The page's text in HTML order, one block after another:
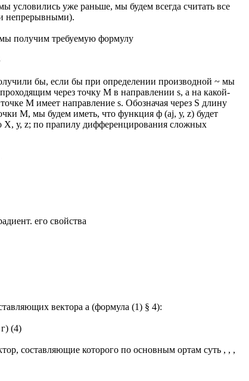
условились уже раньше, мы будем всегда считать все
непрерывными).
получим требуемую формулу
бы, если бы при определении производной ~ мы
через точку M в направлении s, а на какой-
M имеет направление s. Обозначая через S длину
М, мы будем иметь, что функция ф (aj, у, z) будет
X, у, z; по прапилу дифференцирования сложных
его свойства
вектора а (формула (1) § 4):
(4)
составляющие которого по основным ортам суть , , ,